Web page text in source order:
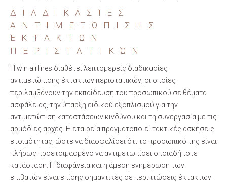
ΔΙΑΔΙΚΑΣΊΕΣ
ΑΝΤΙΜΕΤΏΠΙΣΗΣ
ΈΚΤΑΚΤΩΝ
ΠΕΡΙΣΤΑΤΙΚΏΝ
Η win airlines διαθέτει λεπτομερείς διαδικασίες
αντιμετώπισης έκτακτων περιστατικών, οι οποίες
περιλαμβάνουν την εκπαίδευση του προσωπικού σε θέματα
ασφάλειας, την ύπαρξη ειδικού εξοπλισμού για την
αντιμετώπιση καταστάσεων κινδύνου και τη συνεργασία με τις
αρμόδιες αρχές. Η εταιρεία πραγματοποιεί τακτικές ασκήσεις
ετοιμότητας, ώστε να διασφαλίσει ότι το προσωπικό της είναι
πλήρως προετοιμασμένο να αντιμετωπίσει οποιαδήποτε
κατάσταση. Η διαφάνεια και η άμεση ενημέρωση των
επιβατών είναι επίσης σημαντικές σε περιπτώσεις έκτακτων